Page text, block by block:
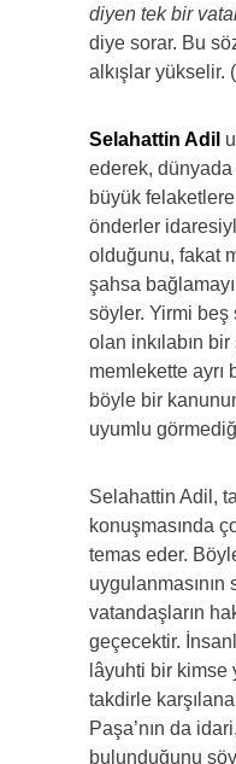
diyen tek bir
diye sorar. Bu
alkışlar yükselir.
Selahattin Adil
ederek,
büyük felaketlere
önderler
olduğunu, fakat
şahsa
söyler. Yirmi
olan inkılabın
memlekette ayrı
böyle bir
uyumlu
Selahattin Adil,
konuşmasında
temas eder.
uygulanmasının
vatandaşların
geçecektir.
lâyuhti bir kimse
takdirle
Paşa’nın da
bulunduğunu